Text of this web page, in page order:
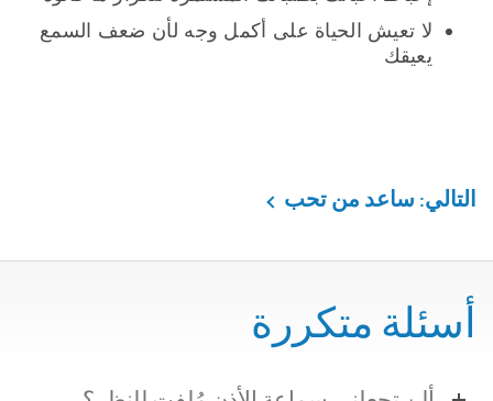
لا تعيش الحياة على أكمل وجه لأن ضعف السمع
يعيقك
التالي: ساعد من تحب
أسئلة متكررة